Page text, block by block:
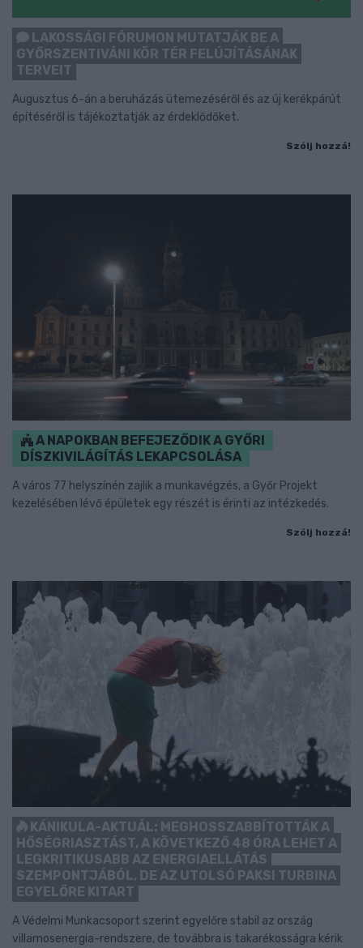
LAKOSSÁGI FÓRUMON MUTATJÁK BE A
GYŐRSZENTIVÁNI KÖR TÉR FELÚJÍTÁSÁNAK
TERVEIT
Augusztus 6-án a beruházás ütemezéséről és az új kerékpárút
építéséről is tájékoztatják az érdeklődőket.
Szólj hozzá!
A NAPOKBAN BEFEJEZŐDIK A GYŐRI
DÍSZKIVILÁGÍTÁS LEKAPCSOLÁSA
A város 77 helyszínén zajlik a munkavégzés, a Győr Projekt
kezelésében lévő épületek egy részét is érinti az intézkedés.
Szólj hozzá!
KÁNIKULA-AKTUÁL: MEGHOSSZABBÍTOTTÁK A
HŐSÉGRIASZTÁST, A KÖVETKEZŐ 48 ÓRA LEHET A
LEGKRITIKUSABB AZ ENERGIAELLÁTÁS
SZEMPONTJÁBÓL, DE AZ UTOLSÓ PAKSI TURBINA
EGYELŐRE KITART
A Védelmi Munkacsoport szerint egyelőre stabil az ország
villamosenergia-rendszere, de továbbra is takarékosságra kérik